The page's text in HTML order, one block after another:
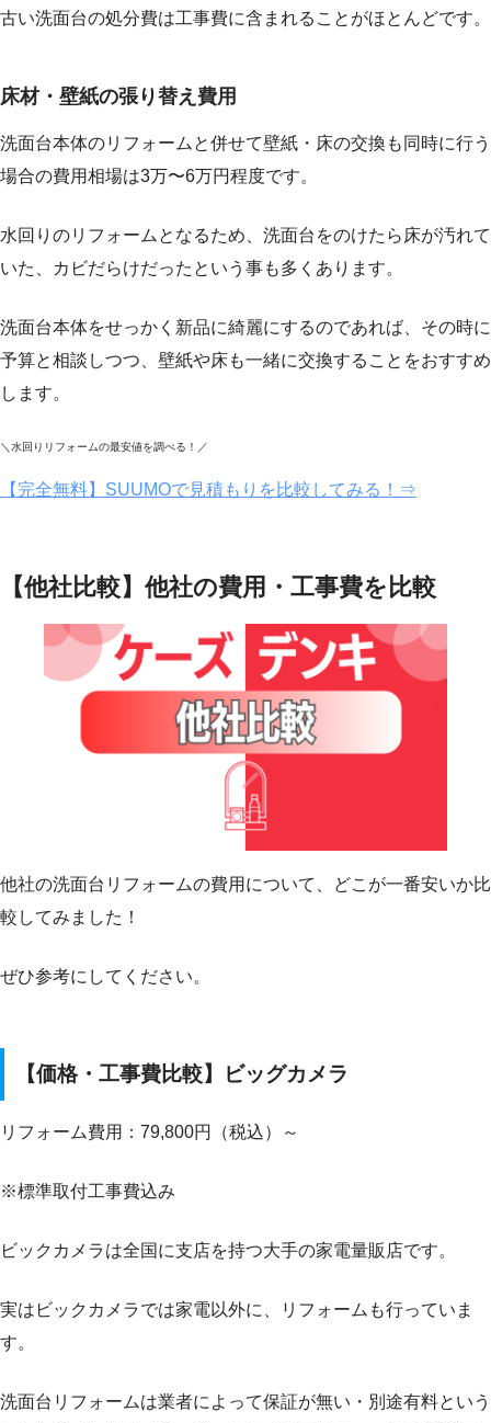
古い洗面台の処分費は工事費に含まれることがほとんどです。
床材・壁紙の張り替え費用
洗面台本体のリフォームと併せて壁紙・床の交換も同時に行う
場合の費用相場は3万〜6万円程度です。
水回りのリフォームとなるため、洗面台をのけたら床が汚れて
いた、カビだらけだったという事も多くあります。
洗面台本体をせっかく新品に綺麗にするのであれば、その時に
予算と相談しつつ、壁紙や床も一緒に交換することをおすすめ
します。
＼水回りリフォームの最安値を調べる！／
【完全無料】SUUMOで見積もりを比較してみる！⇒
【他社比較】他社の費用・工事費を比較
他社の洗面台リフォームの費用について、どこが一番安いか比
較してみました！
ぜひ参考にしてください。
【価格・工事費比較】ビッグカメラ
リフォーム費用：79,800円（税込）～
※標準取付工事費込み
ビックカメラは全国に支店を持つ大手の家電量販店です。
実はビックカメラでは家電以外に、リフォームも行っていま
す。
洗面台リフォームは業者によって保証が無い・別途有料という